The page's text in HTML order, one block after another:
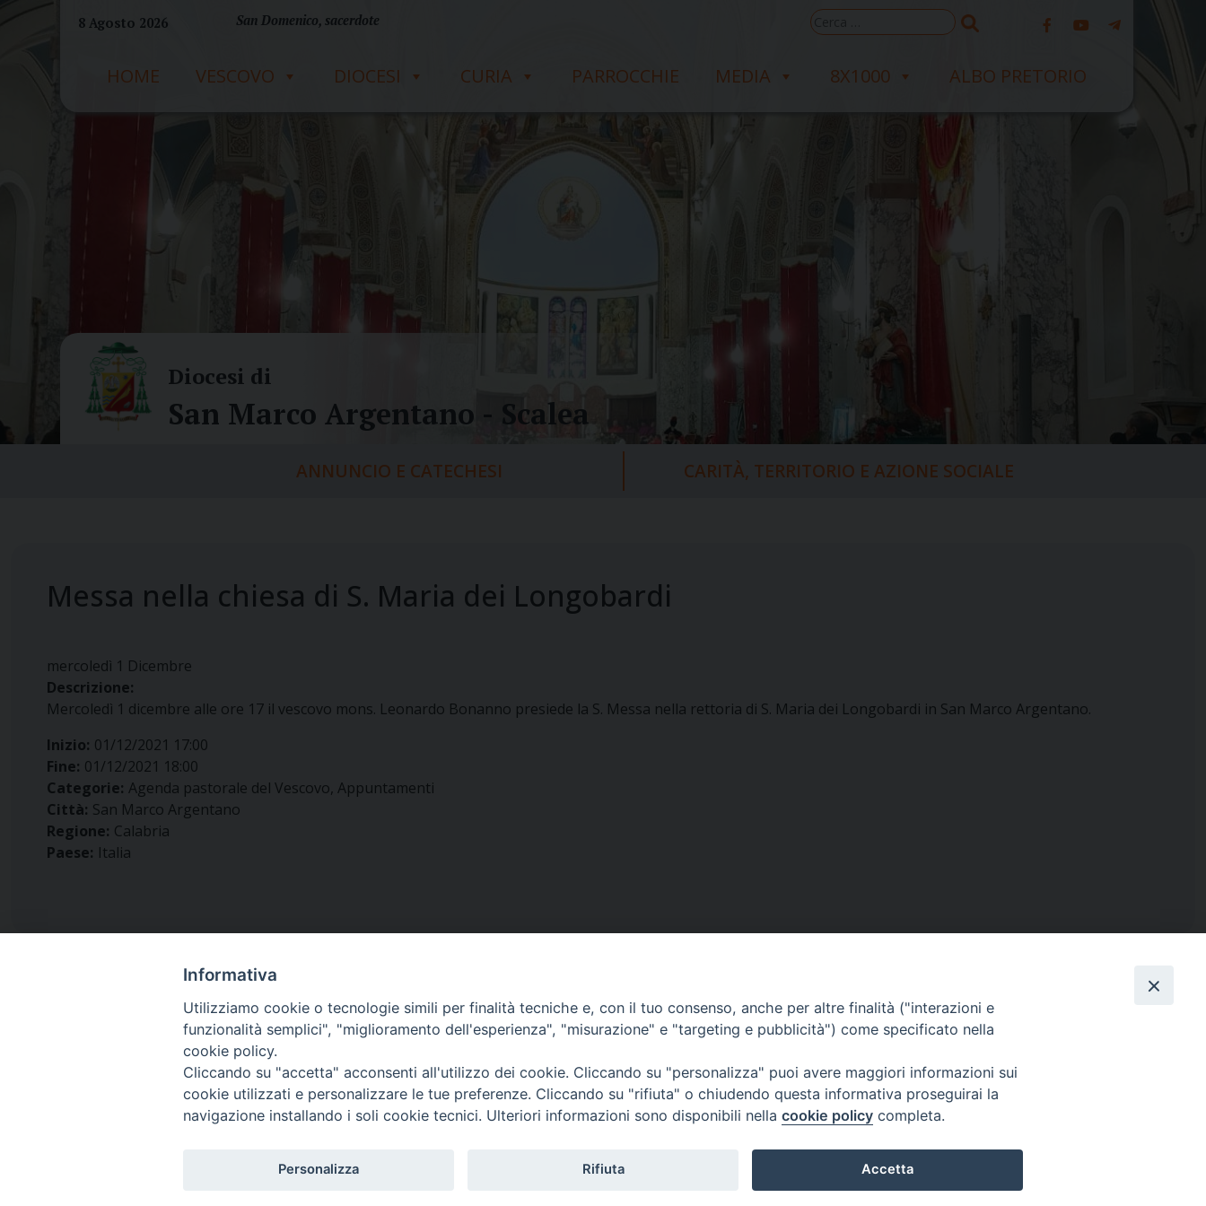
8 Agosto 2026 San Domenico, sacerdote
Ricerca
per:
HOME VESCOVO DIOCESI CURIA PARROCCHIE MEDIA 8X1000 ALBO PRETORIO
Diocesi di
San Marco Argentano - Scalea
ANNUNCIO E CATECHESI CARITÀ, TERRITORIO E AZIONE SOCIALE
Messa nella chiesa di S. Maria dei Longobardi
mercoledì 1 Dicembre
Descrizione:
Mercoledì 1 dicembre alle ore 17 il vescovo mons. Leonardo Bonanno presiede la S. Messa nella rettoria di S. Maria dei Longobardi in San Marco Argentano.
Inizio: 01/12/2021 17:00
Fine: 01/12/2021 18:00
Categorie: Agenda pastorale del Vescovo, Appuntamenti
Città: San Marco Argentano
Regione: Calabria
Paese: Italia
Diocesi di
San Marco Argentano - Scalea
Piazza Duomo 6 (145,52 km)
CONTATTACI MODULISTICA
WEBMAIL
RENDICONTO 8X1000
Informativa
Utilizziamo cookie o tecnologie simili per finalità tecniche e, con il tuo consenso, anche per altre finalità ("interazioni e
funzionalità semplici", "miglioramento dell'esperienza", "misurazione" e "targeting e pubblicità") come specificato nella
cookie policy.
Cliccando su "accetta" acconsenti all'utilizzo dei cookie. Cliccando su "personalizza" puoi avere maggiori informazioni sui
cookie utilizzati e personalizzare le tue preferenze. Cliccando su "rifiuta" o chiudendo questa informativa proseguirai la
navigazione installando i soli cookie tecnici. Ulteriori informazioni sono disponibili nella cookie policy completa.
Personalizza Rifiuta Accetta